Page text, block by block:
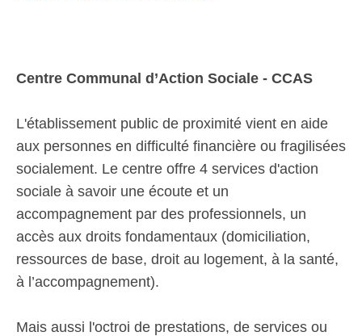
Centre Communal d’Action Sociale - CCAS
L'établissement public de proximité vient en aide
aux personnes en difficulté financière ou fragilisées
socialement. Le centre offre 4 services d'action
sociale à savoir une écoute et un
accompagnement par des professionnels, un
accès aux droits fondamentaux (domiciliation,
ressources de base, droit au logement, à la santé,
à l’accompagnement).
Mais aussi l'octroi de prestations, de services ou